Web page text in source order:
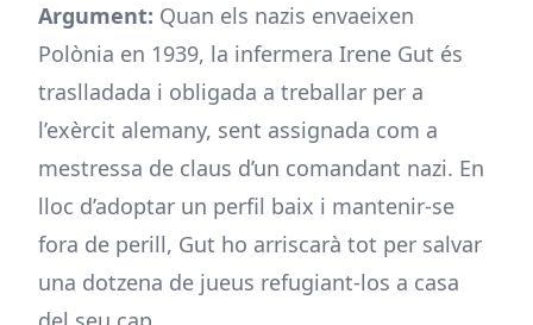
Argument: Quan els nazis envaeixen
Polònia en 1939, la infermera Irene Gut és
traslladada i obligada a treballar per a
l’exèrcit alemany, sent assignada com a
mestressa de claus d’un comandant nazi. En
lloc d’adoptar un perfil baix i mantenir-se
fora de perill, Gut ho arriscarà tot per salvar
una dotzena de jueus refugiant-los a casa